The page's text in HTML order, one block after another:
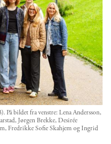
På bildet fra venstre: Lena Andersson,
Jørgen Brekke, Desirée
Fredrikke Sofie Skahjem og Ingrid